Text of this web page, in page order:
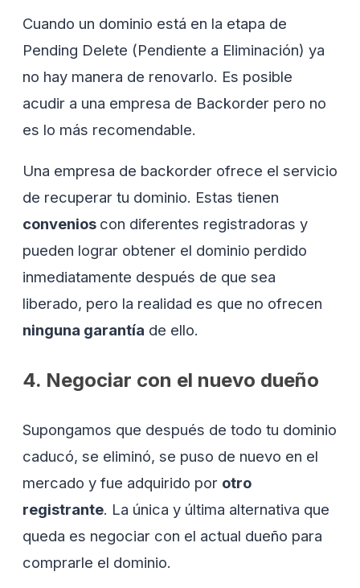
Cuando un dominio está en la etapa de
Pending Delete (Pendiente a Eliminación) ya
no hay manera de renovarlo. Es posible
acudir a una empresa de Backorder pero no
es lo más recomendable.
Una empresa de backorder ofrece el servicio
de recuperar tu dominio. Estas tienen
convenios con diferentes registradoras y
pueden lograr obtener el dominio perdido
inmediatamente después de que sea
liberado, pero la realidad es que no ofrecen
ninguna garantía de ello.
4. Negociar con el nuevo dueño
Supongamos que después de todo tu dominio
caducó, se eliminó, se puso de nuevo en el
mercado y fue adquirido por otro
registrante. La única y última alternativa que
queda es negociar con el actual dueño para
comprarle el dominio.